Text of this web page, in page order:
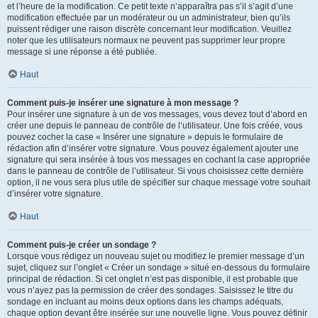
et l’heure de la modification. Ce petit texte n’apparaîtra pas s’il s’agit d’une
modification effectuée par un modérateur ou un administrateur, bien qu’ils
puissent rédiger une raison discrète concernant leur modification. Veuillez
noter que les utilisateurs normaux ne peuvent pas supprimer leur propre
message si une réponse a été publiée.
Haut
Comment puis-je insérer une signature à mon message ?
Pour insérer une signature à un de vos messages, vous devez tout d’abord en
créer une depuis le panneau de contrôle de l’utilisateur. Une fois créée, vous
pouvez cocher la case « Insérer une signature » depuis le formulaire de
rédaction afin d’insérer votre signature. Vous pouvez également ajouter une
signature qui sera insérée à tous vos messages en cochant la case appropriée
dans le panneau de contrôle de l’utilisateur. Si vous choisissez cette dernière
option, il ne vous sera plus utile de spécifier sur chaque message votre souhait
d’insérer votre signature.
Haut
Comment puis-je créer un sondage ?
Lorsque vous rédigez un nouveau sujet ou modifiez le premier message d’un
sujet, cliquez sur l’onglet « Créer un sondage » situé en-dessous du formulaire
principal de rédaction. Si cet onglet n’est pas disponible, il est probable que
vous n’ayez pas la permission de créer des sondages. Saisissez le titre du
sondage en incluant au moins deux options dans les champs adéquats,
chaque option devant être insérée sur une nouvelle ligne. Vous pouvez définir